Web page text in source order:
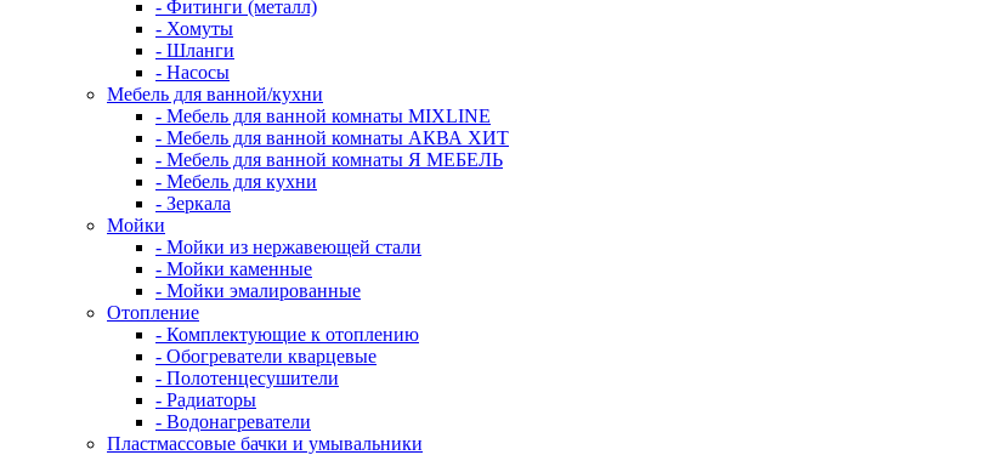
- Фитинги (металл)
- Хомуты
- Шланги
- Насосы
Мебель для ванной/кухни
- Мебель для ванной комнаты MIXLINE
- Мебель для ванной комнаты АКВА ХИТ
- Мебель для ванной комнаты Я МЕБЕЛЬ
- Мебель для кухни
- Зеркала
Мойки
- Мойки из нержавеющей стали
- Мойки каменные
- Мойки эмалированные
Отопление
- Комплектующие к отоплению
- Обогреватели кварцевые
- Полотенцесушители
- Радиаторы
- Водонагреватели
Пластмассовые бачки и умывальники